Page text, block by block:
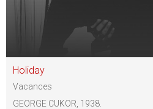
Holiday
Vacances
GEORGE CUKOR, 1938.